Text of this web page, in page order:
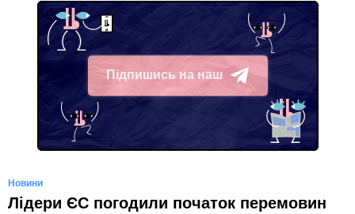
Підпишись на наш
Telegram
Новини
Лідери ЄС погодили початок перемовин